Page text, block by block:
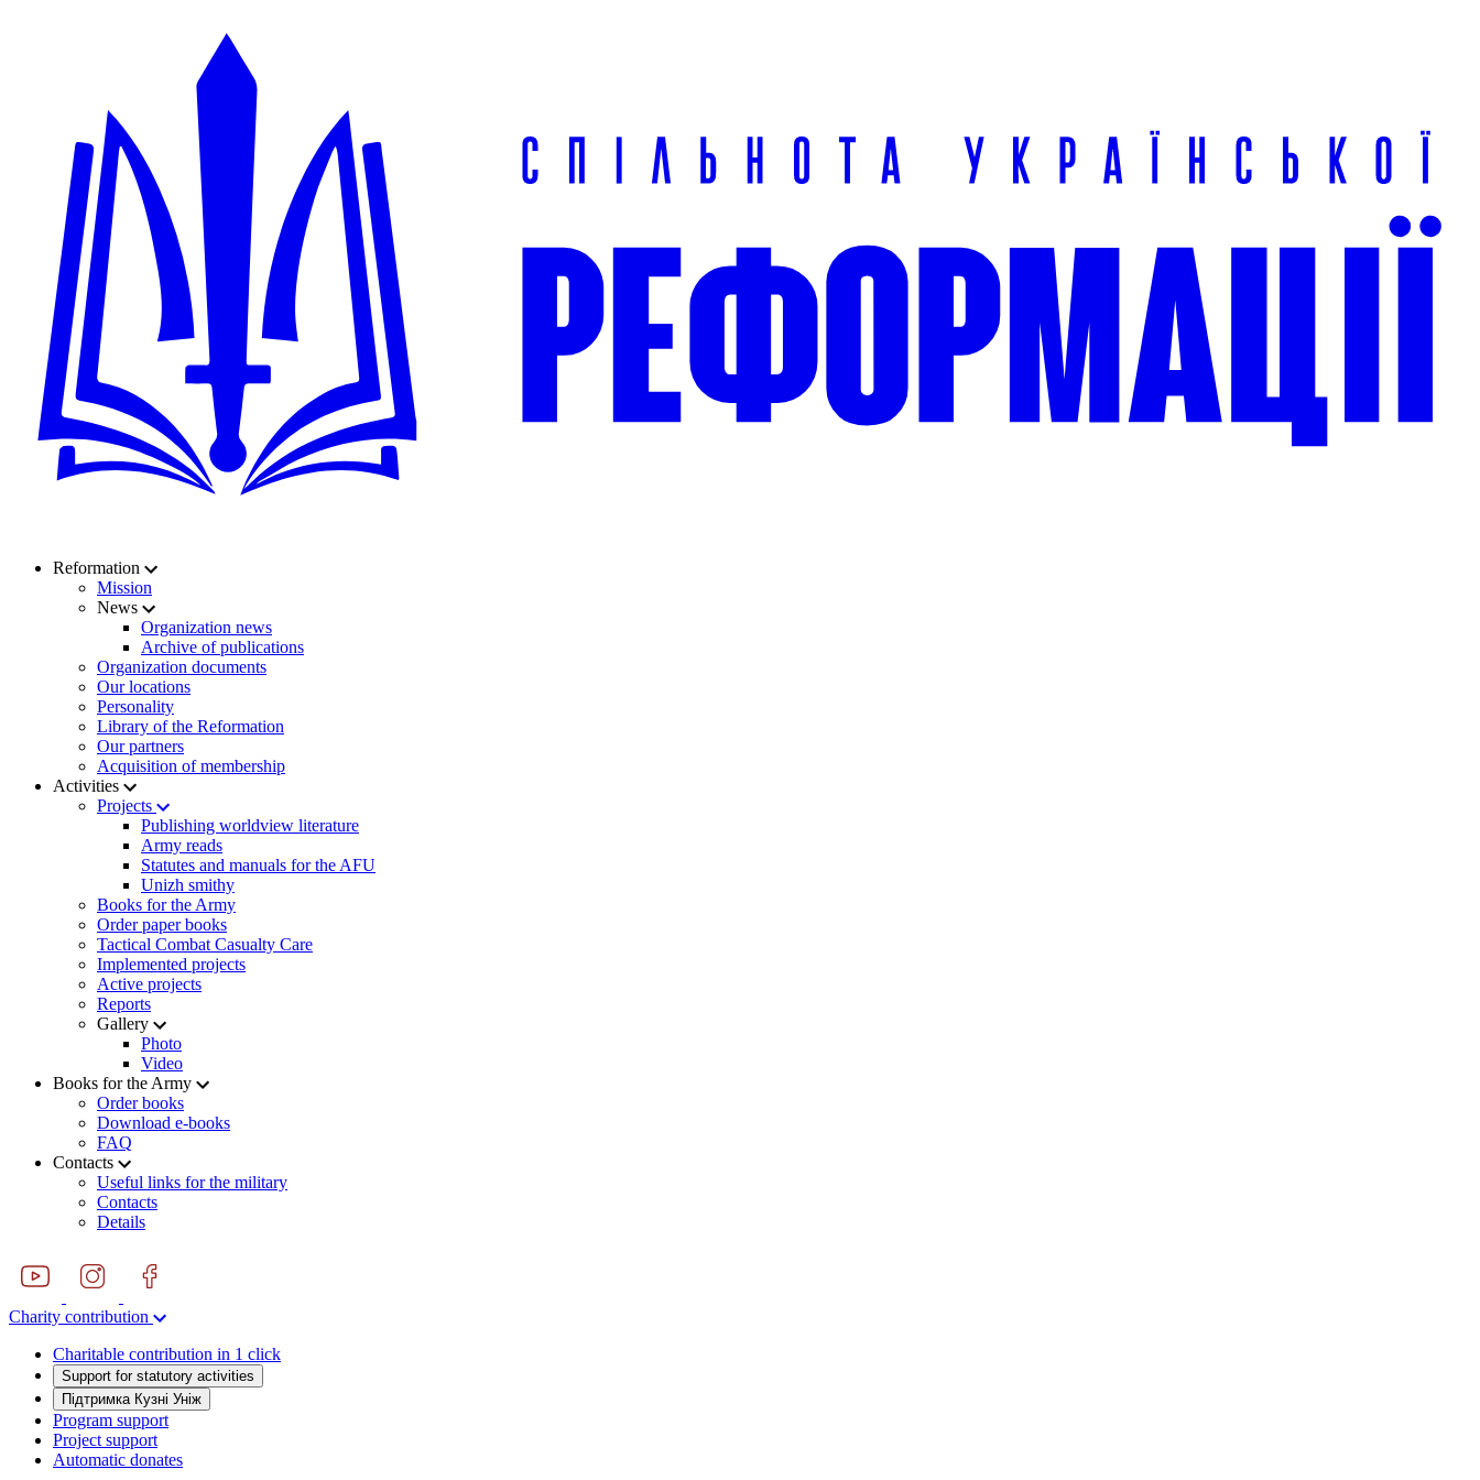
Reformation
Mission
News
Organization news
Archive of publications
Organization documents
Our locations
Personality
Library of the Reformation
Our partners
Acquisition of membership
Activities
Projects
Publishing worldview literature
Army reads
Statutes and manuals for the AFU
Unizh smithy
Books for the Army
Order paper books
Tactical Combat Casualty Care
Implemented projects
Active projects
Reports
Gallery
Photo
Video
Books for the Army
Order books
Download e-books
FAQ
Contacts
Useful links for the military
Contacts
Details
Charity contribution
Charitable contribution in 1 click
Support for statutory activities
Підтримка Кузні Уніж
Program support
Project support
Automatic donates